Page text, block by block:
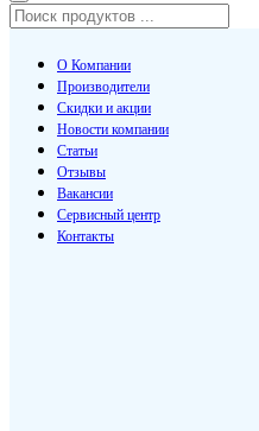
О Компании
Производители
Скидки и акции
Новости компании
Статьи
Отзывы
Вакансии
Сервисный центр
Контакты